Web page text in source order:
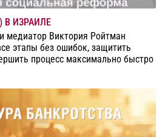
В ИЗРАИЛЕ
медиатор Виктория Ройтман
этапы без ошибок, защитить
процесс максимально быстро